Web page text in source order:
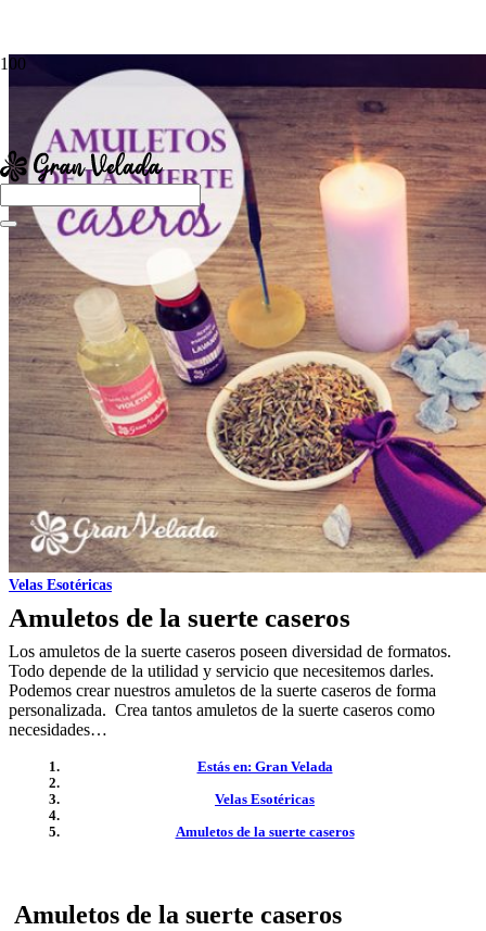
Velas Esotéricas
Amuletos de la suerte caseros
Los amuletos de la suerte caseros poseen diversidad de formatos.
Todo depende de la utilidad y servicio que necesitemos darles.
Podemos crear nuestros amuletos de la suerte caseros de forma
personalizada. Crea tantos amuletos de la suerte caseros como
necesidades…
Estás en: Gran Velada
Velas Esotéricas
Amuletos de la suerte caseros
Amuletos de la suerte caseros